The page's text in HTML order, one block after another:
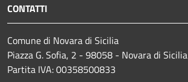
CONTATTI
Comune di Novara di Sicilia
Piazza G. Sofia, 2 - 98058 - Novara di Sicilia
Partita IVA: 00358500833